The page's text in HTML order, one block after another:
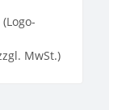
MwSt.)